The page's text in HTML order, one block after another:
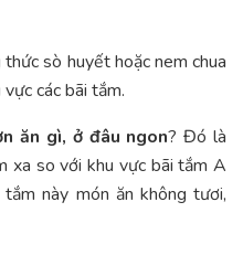
sò huyết hoặc nem chua
các bãi tắm.
ăn gì, ở đâu ngon? Đó là
xa so với khu vực bãi tắm A
này món ăn không tươi,